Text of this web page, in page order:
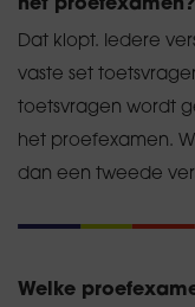
het proefexamen?
Dat klopt. Iedere
vaste set
toetsvragen wordt
het proefexamen.
dan een tweede
Welke